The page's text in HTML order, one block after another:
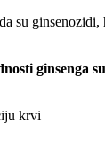
su
ginsenga
krvi